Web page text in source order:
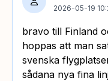
2026-05-19
bravo till Finland
hoppas att man
svenska
sådana nya fina